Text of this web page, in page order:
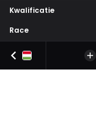
Kwalificatie
Race